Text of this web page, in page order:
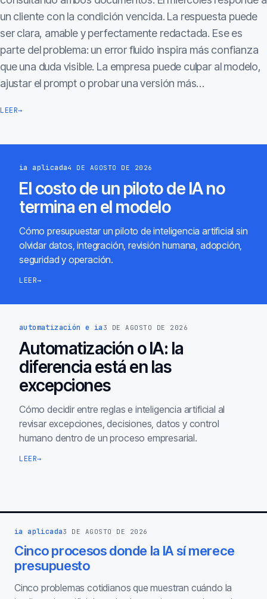
un cliente con la condición vencida. La respuesta puede
ser clara, amable y perfectamente redactada. Ese es
parte del problema: un error fluido inspira más confianza
que una duda visible. La empresa puede culpar al modelo,
ajustar el prompt o probar una versión más…
LEER→
ia aplicada4 DE AGOSTO DE 2026
El costo de un piloto de IA no
termina en el modelo
Cómo presupuestar un piloto de inteligencia artificial sin
olvidar datos, integración, revisión humana, adopción,
seguridad y operación.
LEER→
automatización e ia 3 DE AGOSTO DE 2026
Automatización o IA: la
diferencia está en las
excepciones
Cómo decidir entre reglas e inteligencia artificial al
revisar excepciones, decisiones, datos y control
humano dentro de un proceso empresarial.
LEER→
ia aplicada3 DE AGOSTO DE 2026
Cinco procesos donde la IA sí merece
presupuesto
Cinco problemas cotidianos que muestran cuándo la